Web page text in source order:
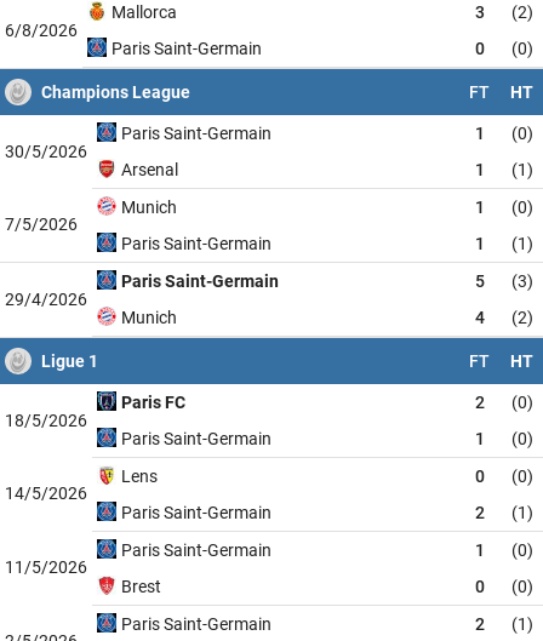
6/8/2026
Mallorca 3
(2)
Paris Saint-Germain
0 (0)
Champions League FT HT
30/5/2026
Paris Saint-Germain 1
(0)
Arsenal
1 (1)
7/5/2026
Munich 1
(0)
Paris Saint-Germain
1 (1)
29/4/2026
Paris Saint-Germain 5
(3)
Munich
4 (2)
Ligue 1 FT HT
18/5/2026
Paris FC 2
(0)
Paris Saint-Germain
1 (0)
14/5/2026
Lens 0
(0)
Paris Saint-Germain
2 (1)
11/5/2026
Paris Saint-Germain 1
(0)
Brest
0 (0)
Paris Saint-Germain 2
(1)